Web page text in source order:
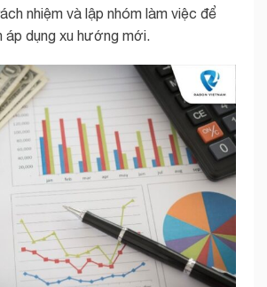
nhiệm và lập nhóm làm việc để
áp dụng xu hướng mới.